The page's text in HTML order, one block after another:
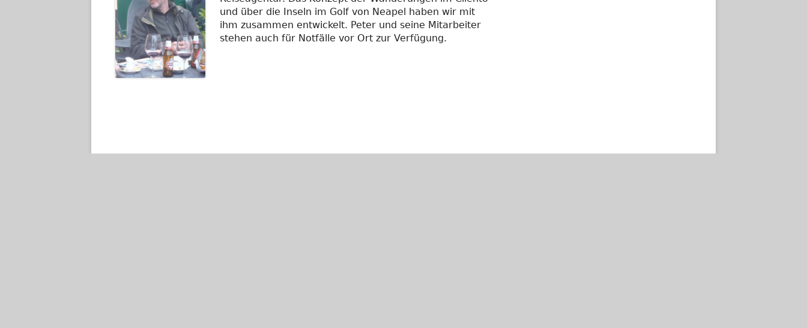
und über die Inseln im Golf von Neapel haben wir mit
ihm zusammen entwickelt. Peter und seine Mitarbeiter
stehen auch für Notfälle vor Ort zur Verfügung.